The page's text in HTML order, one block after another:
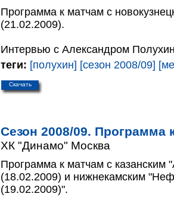
Программа к матчам с
(21.02.2009).
Интервью с Александром
теги: [полухин] [сезон 2008/09]
Скачать
Сезон 2008/09. Программа
ХК "Динамо" Москва
Программа к матчам с казанским
(18.02.2009) и нижнекамским
(19.02.2009)".